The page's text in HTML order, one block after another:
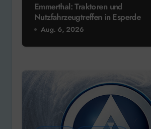
Emmerthal: Traktoren und
Nutzfahrzeugtreffen in Esperde
Aug. 6, 2026